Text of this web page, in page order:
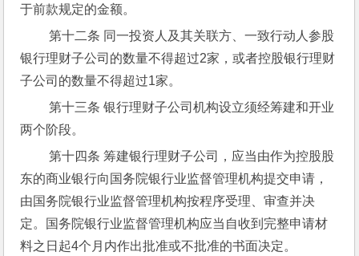
于前款规定的金额。
第十二条 同一投资人及其关联方、一致行动人参股
银行理财子公司的数量不得超过2家，或者控股银行理财
子公司的数量不得超过1家。
第十三条 银行理财子公司机构设立须经筹建和开业
两个阶段。
第十四条 筹建银行理财子公司，应当由作为控股股
东的商业银行向国务院银行业监督管理机构提交申请，
由国务院银行业监督管理机构按程序受理、审查并决
定。国务院银行业监督管理机构应当自收到完整申请材
料之日起4个月内作出批准或不批准的书面决定。